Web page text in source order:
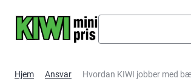
Hjem Ansvar Hvordan KIWI jobber med